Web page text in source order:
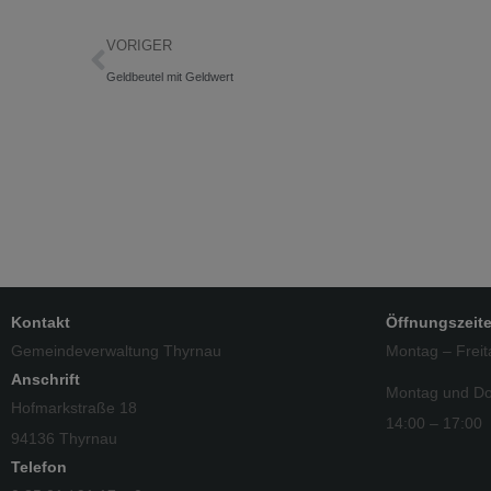
VORIGER
Geldbeutel mit Geldwert
Kontakt
Gemeindeverwaltung Thyrnau
Anschrift
Hofmarkstraße 18
94136 Thyrnau
Telefon
Montag –
Montag und
14:00 – 17:00